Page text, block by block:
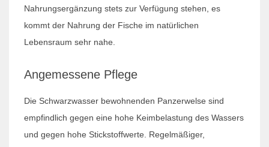
Nahrungsergänzung stets zur Verfügung stehen, es
kommt der Nahrung der Fische im natürlichen
Lebensraum sehr nahe.
Angemessene Pflege
Die Schwarzwasser bewohnenden Panzerwelse sind
empfindlich gegen eine hohe Keimbelastung des Wassers
und gegen hohe Stickstoffwerte. Regelmäßiger,